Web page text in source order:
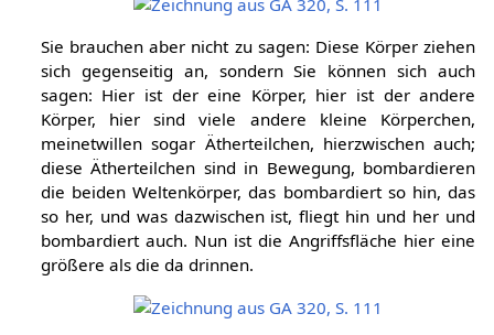
Sie brauchen aber nicht zu sagen: Diese Körper ziehen
sich gegenseitig an, sondern Sie können sich auch
sagen: Hier ist der eine Körper, hier ist der andere
Körper, hier sind viele andere kleine Körperchen,
meinetwillen sogar Ätherteilchen, hierzwischen auch;
diese Ätherteilchen sind in Bewegung, bombardieren
die beiden Weltenkörper, das bombardiert so hin, das
so her, und was dazwischen ist, fliegt hin und her und
bombardiert auch. Nun ist die Angriffsfläche hier eine
größere als die da drinnen.